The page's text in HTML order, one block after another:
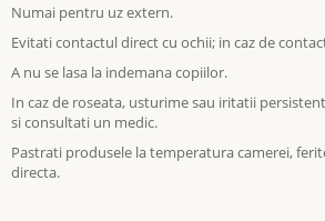
Numai pentru uz extern.
Evitati contactul direct cu ochii; in caz de
A nu se lasa la indemana copiilor.
In caz de roseata, usturime sau iritatii
si consultati un medic.
Pastrati produsele la temperatura camerei,
directa.